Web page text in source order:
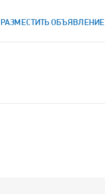
РАЗМЕСТИТЬ ОБЪЯВЛЕНИЕ